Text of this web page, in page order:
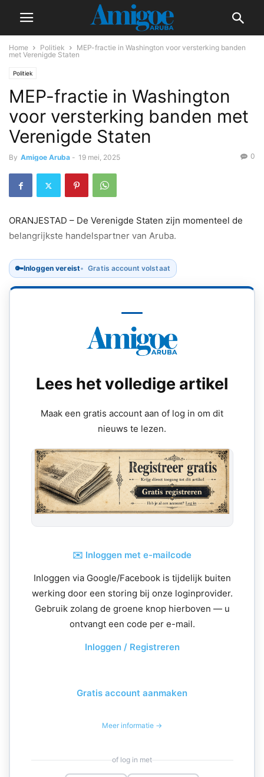
Home Politiek
MEP-fractie in Washington voor versterking banden
met Verenigde Staten
Politiek
MEP-fractie in Washington
voor versterking banden met
Verenigde Staten
By Amigoe Aruba - 19 mei, 2025 0
ORANJESTAD – De Verenigde Staten zijn momenteel de
belangrijkste handelspartner van Aruba.
🔑Inloggen vereist Gratis account volstaat
Lees het volledige artikel
Maak een gratis account aan of log in om dit
nieuws te lezen.
✉️ Inloggen met e-mailcode
Inloggen via Google/Facebook is tijdelijk buiten
werking door een storing bij onze loginprovider.
Gebruik zolang de groene knop hierboven — u
ontvangt een code per e-mail.
Inloggen / Registreren
Gratis account aanmaken
Meer informatie →
of log in met